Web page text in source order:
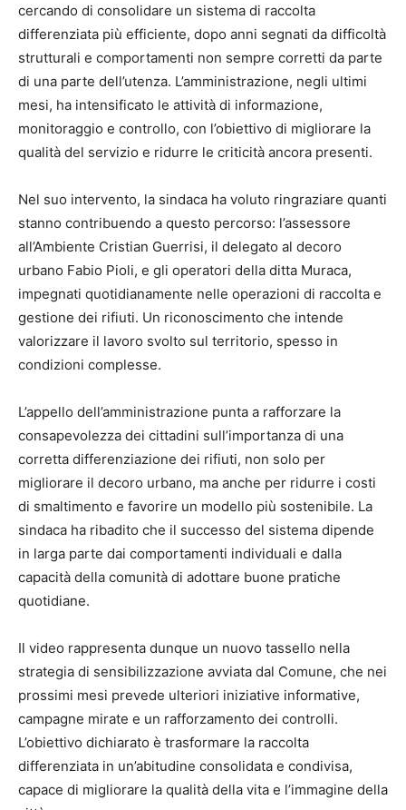
cercando di consolidare un sistema di raccolta
differenziata più efficiente, dopo anni segnati da difficoltà
strutturali e comportamenti non sempre corretti da parte
di una parte dell’utenza. L’amministrazione, negli ultimi
mesi, ha intensificato le attività di informazione,
monitoraggio e controllo, con l’obiettivo di migliorare la
qualità del servizio e ridurre le criticità ancora presenti.
Nel suo intervento, la sindaca ha voluto ringraziare quanti
stanno contribuendo a questo percorso: l’assessore
all’Ambiente Cristian Guerrisi, il delegato al decoro
urbano Fabio Pioli, e gli operatori della ditta Muraca,
impegnati quotidianamente nelle operazioni di raccolta e
gestione dei rifiuti. Un riconoscimento che intende
valorizzare il lavoro svolto sul territorio, spesso in
condizioni complesse.
L’appello dell’amministrazione punta a rafforzare la
consapevolezza dei cittadini sull’importanza di una
corretta differenziazione dei rifiuti, non solo per
migliorare il decoro urbano, ma anche per ridurre i costi
di smaltimento e favorire un modello più sostenibile. La
sindaca ha ribadito che il successo del sistema dipende
in larga parte dai comportamenti individuali e dalla
capacità della comunità di adottare buone pratiche
quotidiane.
Il video rappresenta dunque un nuovo tassello nella
strategia di sensibilizzazione avviata dal Comune, che nei
prossimi mesi prevede ulteriori iniziative informative,
campagne mirate e un rafforzamento dei controlli.
L’obiettivo dichiarato è trasformare la raccolta
differenziata in un’abitudine consolidata e condivisa,
capace di migliorare la qualità della vita e l’immagine della